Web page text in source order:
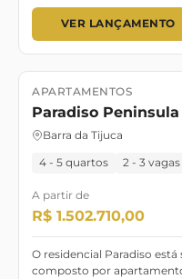
VER LANÇAMENTO
Lançamento
APARTAMENTOS
Paradiso Peninsula
Barra da Tijuca
4 - 5 quartos 2 - 3 vagas
A partir de
R$ 1.502.710,00
O residencial Paradiso
composto por